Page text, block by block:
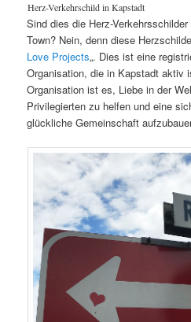
Herz-Verkehrschild in Kapstadt
Sind dies die Herz-
Town? Nein, denn diese
Love Projects„. Dies ist eine
Organisation, die in Kapstadt aktiv
Organisation ist es, Liebe in der
Privilegierten zu helfen und eine
glückliche Gemeinschaft